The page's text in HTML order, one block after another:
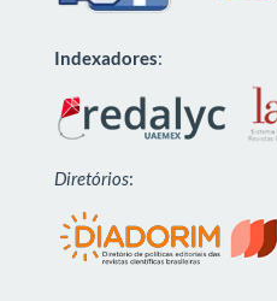
Indexadores:
Diretórios: